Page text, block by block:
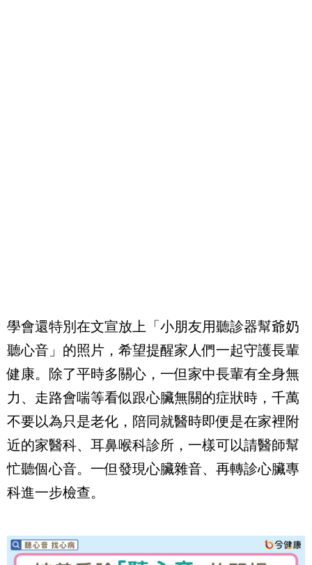
學會還特別在文宣放上「小朋友用聽診器幫爺奶
聽心音」的照片，希望提醒家人們一起守護長輩
健康。除了平時多關心，一但家中長輩有全身無
力、走路會喘等看似跟心臟無關的症狀時，千萬
不要以為只是老化，陪同就醫時即便是在家裡附
近的家醫科、耳鼻喉科診所，一樣可以請醫師幫
忙聽個心音。一但發現心臟雜音、再轉診心臟專
科進一步檢查。